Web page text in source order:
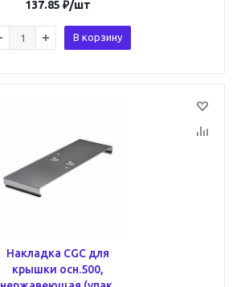
137.85 ₽/шт
В корзину
Накладка CGC для
крышки осн.500,